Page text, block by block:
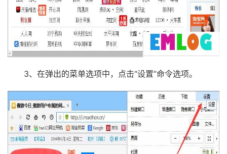
3、在弹出的菜单选项中，点击“设置”命令选项。